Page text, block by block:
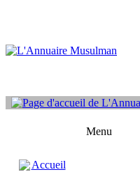
Menu
Accueil